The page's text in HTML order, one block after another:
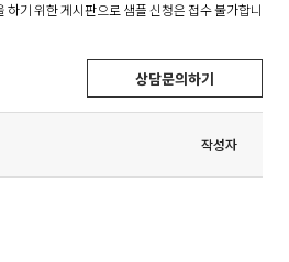
하기 위한 게시판으로 샘플 신청은 접수 불가합니
상담문의하기
작성자